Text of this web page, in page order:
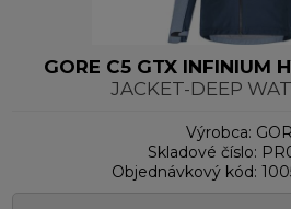
GORE C5 GTX INFINIUM
JACKET-DEEP
Výrobca:
Skladové číslo:
Objednávkový kód: